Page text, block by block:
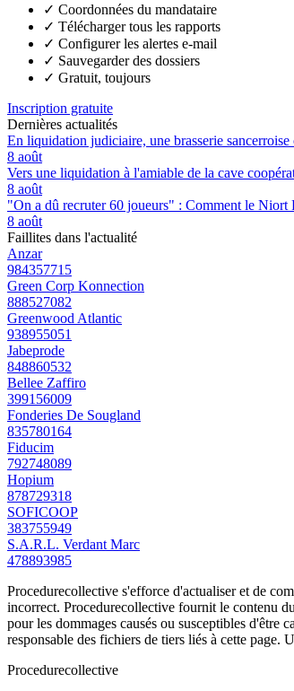
✓ Coordonnées du mandataire
✓ Télécharger tous les rapports
✓ Configurer les alertes e-mail
✓ Sauvegarder des dossiers
✓ Gratuit, toujours
Inscription gratuite
Dernières actualités
En liquidation judiciaire, une brasserie
8 août
Vers une liquidation à l'amiable de la cave
8 août
"On a dû recruter 60 joueurs" : Comment le Niort
8 août
Faillites dans l'actualité
Anzar
984357715
Green Corp Konnection
888527082
Greenwood Atlantic
938955051
Jabeprode
848860532
Bellee Zaffiro
399156009
Fonderies De Sougland
835780164
Fiducim
792748089
Hopium
878729318
SOFICOOP
383755949
S.A.R.L. Verdant Marc
478893985
Procedurecollective s'efforce d'actualiser et de
incorrect. Procedurecollective fournit le contenu
pour les dommages causés ou susceptibles d'être
responsable des fichiers de tiers liés à cette
Procedurecollective